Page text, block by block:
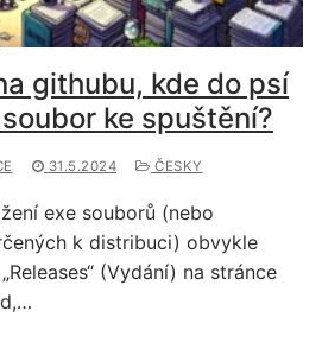
githubu, kde do psí
ke spuštění?
31.5.2024 ČESKY
exe souborů (nebo
k distribuci) obvykle
(Vydání) na stránce